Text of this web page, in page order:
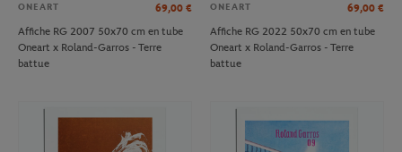
ONEART 69,00 €
Affiche RG 2007 50x70 cm en tube
Oneart x Roland-Garros - Terre
battue
ONEART 69,00 €
Affiche RG 2022 50x70 cm en tube
Oneart x Roland-Garros - Terre
battue